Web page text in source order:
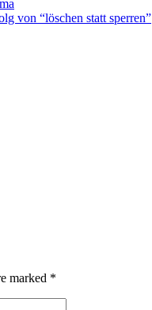
von “löschen statt sperren”
marked *